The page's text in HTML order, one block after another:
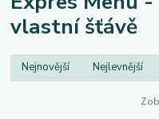
vlastní šťávě
Nejnovější Nejlevnější